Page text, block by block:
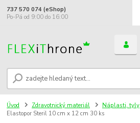
737 570 074 (eShop)
Po-Pá od 9:00 do 16:00
Úvod Zdravotnický materiál Náplasti, tyly
Elastopor Steril 10 cm x 12 cm 30 ks